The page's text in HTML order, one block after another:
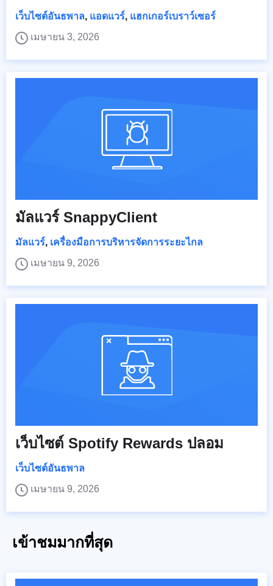
เว็บไซต์อันธพาล, แอดแวร์, แฮกเกอร์เบราว์เซอร์
เมษายน 3, 2026
มัลแวร์ SnappyClient
มัลแวร์, เครื่องมือการบริหารจัดการระยะไกล
เมษายน 9, 2026
เว็บไซต์ Spotify Rewards ปลอม
เว็บไซต์อันธพาล
เมษายน 9, 2026
เข้าชมมากที่สุด